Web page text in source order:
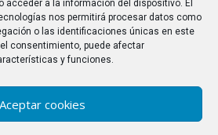
acceder a la información del dispositivo. El
nos permitirá procesar datos como
o las identificaciones únicas en este
consentimiento, puede afectar
y funciones.
Aceptar cookies